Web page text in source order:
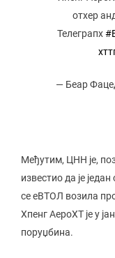
отхер
Телеграпх
— Беар
Међутим, ЦНН је,
известио да је
се еВТОЛ возила
Xпенг АероХТ је у
поруџбина.